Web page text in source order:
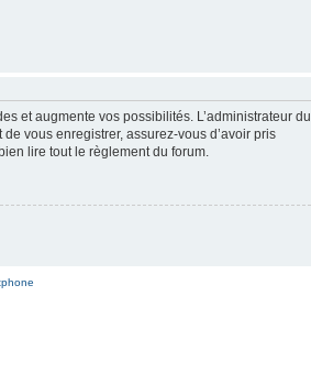
et augmente vos possibilités. L’administrateur du
vous enregistrer, assurez-vous d’avoir pris
lire tout le règlement du forum.